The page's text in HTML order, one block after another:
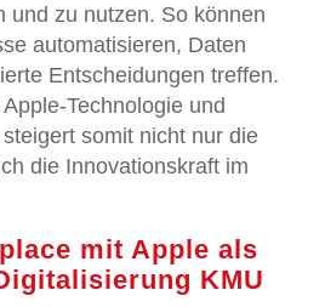
und zu nutzen. So können
automatisieren, Daten
Entscheidungen treffen.
Technologie und
somit nicht nur die
die Innovationskraft im
mit Apple als
KMU